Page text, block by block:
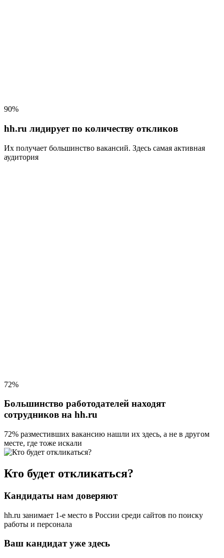
90%
hh.ru лидирует по количеству откликов
Их получает большинство вакансий. Здесь самая активная
аудитория
72%
Большинство работодателей находят
сотрудников на hh.ru
72% разместивших вакансию нашли их здесь, а не в другом
месте, где тоже искали
Кто будет откликаться?
Кандидаты нам доверяют
hh.ru занимает 1-е место в России среди сайтов по поиску
работы и персонала
Ваш кандидат уже здесь